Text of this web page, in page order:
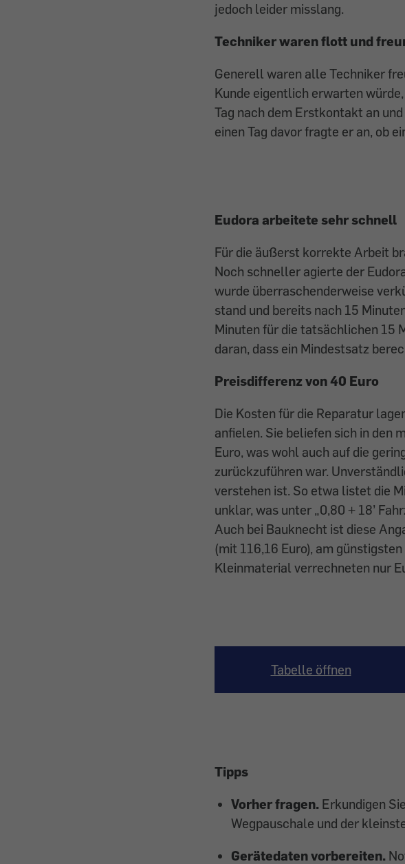
jedoch leider misslang.
Techniker waren flott und
Generell waren alle Techniker
Kunde eigentlich erwarten
Tag nach dem Erstkontakt an
einen Tag davor fragte er an, ob
Eudora arbeitete sehr schnell
Für die äußerst korrekte Arbeit
Noch schneller agierte der
wurde überraschenderweise
stand und bereits nach 15
Minuten für die tatsächlichen 15
daran, dass ein Mindestsatz
Preisdifferenz von 40 Euro
Die Kosten für die Reparatur
anfielen. Sie beliefen sich in den
Euro, was wohl auch auf die
zurückzuführen war.
verstehen ist. So etwa listet die
unklar, was unter „0,80 + 18’
Auch bei Bauknecht ist diese
(mit 116,16 Euro), am
Kleinmaterial verrechneten nur
Tabelle öffnen
Tipps
Vorher fragen. Erkundigen
Wegpauschale und der
Gerätedaten vorbereiten.